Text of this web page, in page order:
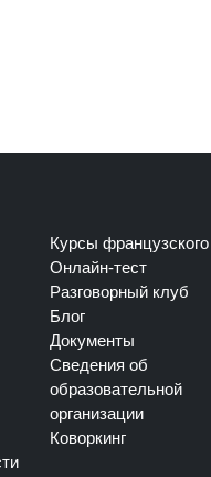
Курсы французского
Онлайн-тест
Разговорный клуб
Блог
Документы
Сведения об
образовательной
организации
Коворкинг